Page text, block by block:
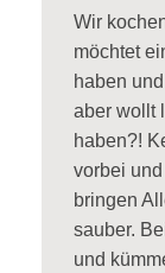
Wir
möchtet
haben
aber wollt
haben?!
vorbei
bringen
sauber.
und